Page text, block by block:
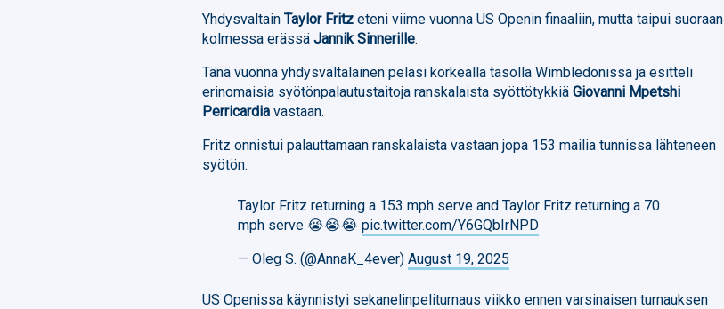
YhdysvaltainTaylor Fritz eteni viime vuonna US Openin finaaliin, mutta taipui suoraan
kolmessa erässäJannik Sinnerille.
Tänä vuonna yhdysvaltalainen pelasi korkealla tasolla Wimbledonissa ja esitteli
erinomaisia syötönpalautustaitoja ranskalaista syöttötykkiäGiovanni Mpetshi
Perricardia vastaan.
Fritz onnistui palauttamaan ranskalaista vastaan jopa 153 mailia tunnissa lähteneen
syötön.
Taylor Fritz returning a 153 mph serve and Taylor Fritz returning a 70
mph serve 😭😭😭pic.twitter.com/Y6GQbIrNPD
— Oleg S. (@AnnaK_4ever)August 19, 2025
US Openissa käynnistyi sekanelinpeliturnaus viikko ennen varsinaisen turnauksen